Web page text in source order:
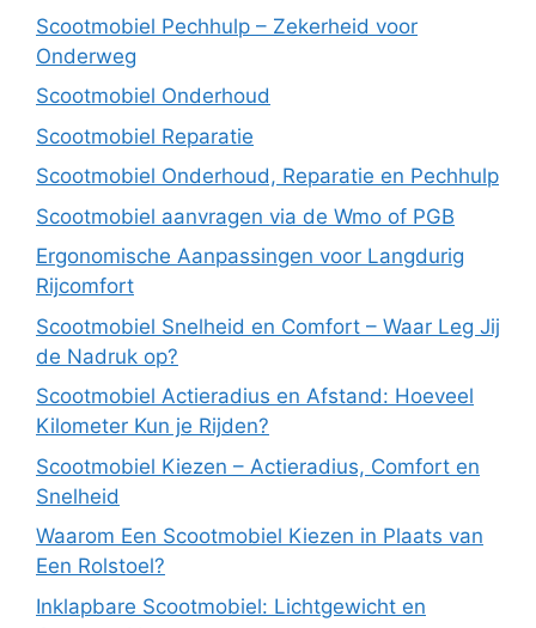
Scootmobiel Pechhulp – Zekerheid voor
Onderweg
Scootmobiel Onderhoud
Scootmobiel Reparatie
Scootmobiel Onderhoud, Reparatie en Pechhulp
Scootmobiel aanvragen via de Wmo of PGB
Ergonomische Aanpassingen voor Langdurig
Rijcomfort
Scootmobiel Snelheid en Comfort – Waar Leg Jij
de Nadruk op?
Scootmobiel Actieradius en Afstand: Hoeveel
Kilometer Kun je Rijden?
Scootmobiel Kiezen – Actieradius, Comfort en
Snelheid
Waarom Een Scootmobiel Kiezen in Plaats van
Een Rolstoel?
Inklapbare Scootmobiel: Lichtgewicht en